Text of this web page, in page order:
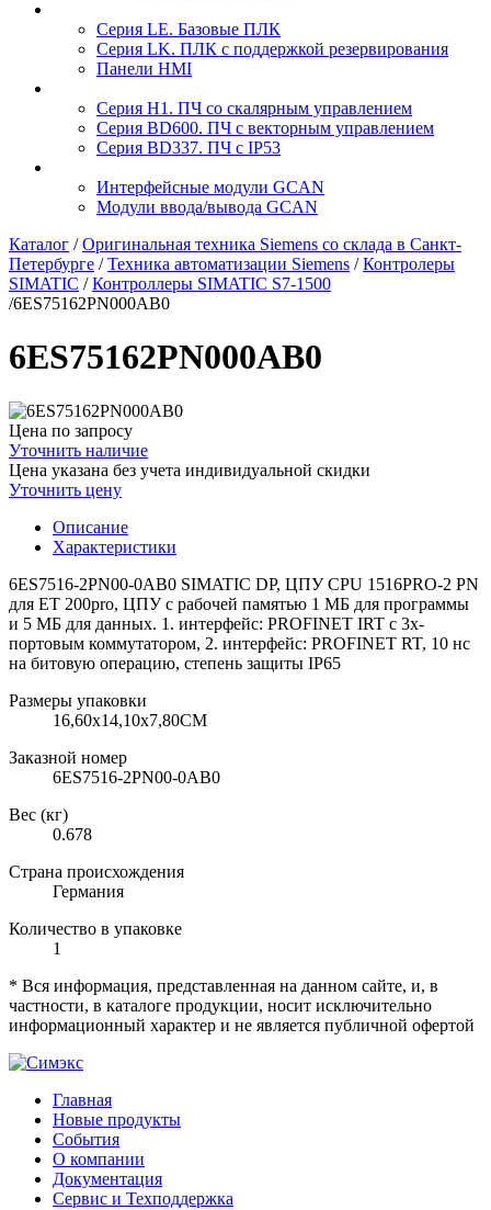
Серия LE. Базовые ПЛК
Серия LK. ПЛК с поддержкой резервирования
Панели HMI
Серия H1. ПЧ со скалярным управлением
Серия BD600. ПЧ с векторным управлением
Серия BD337. ПЧ с IP53
Интерфейсные модули GCAN
Модули ввода/вывода GCAN
Каталог / Оригинальная техника Siemens со склада в Санкт-
Петербурге / Техника автоматизации Siemens / Контролеры
SIMATIC / Контроллеры SIMATIC S7-1500
/6ES75162PN000AB0
6ES75162PN000AB0
Цена по запросу
Уточнить наличие
Цена указана без учета индивидуальной скидки
Уточнить цену
Описание
Характеристики
6ES7516-2PN00-0AB0 SIMATIC DP, ЦПУ CPU 1516PRO-2 PN
для ET 200pro, ЦПУ с рабочей памятью 1 МБ для программы
и 5 МБ для данных. 1. интерфейс: PROFINET IRT с 3х-
портовым коммутатором, 2. интерфейс: PROFINET RT, 10 нс
на битовую операцию, степень защиты IP65
Размеры упаковки
16,60х14,10х7,80CM
Заказной номер
6ES7516-2PN00-0AB0
Вес (кг)
0.678
Страна происхождения
Германия
Количество в упаковке
1
* Вся информация, представленная на данном сайте, и, в
частности, в каталоге продукции, носит исключительно
информационный характер и не является публичной офертой
Главная
Новые продукты
События
О компании
Документация
Сервис и Техподдержка